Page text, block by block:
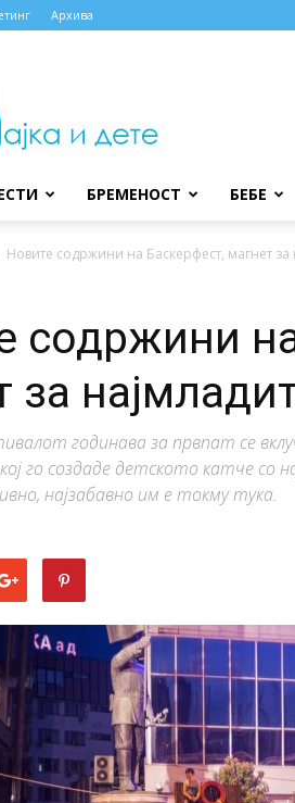
Архива
БРЕМЕНОСТ БЕБЕ
Новите содржини на Баскерфест, магнет за
содржини
за
годинава за првпат се
го создаде детското катче со
најзабавно им е токму тука.